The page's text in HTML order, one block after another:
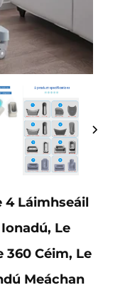
4 Láimhseáil
Le
Céim, Le
Meáchan